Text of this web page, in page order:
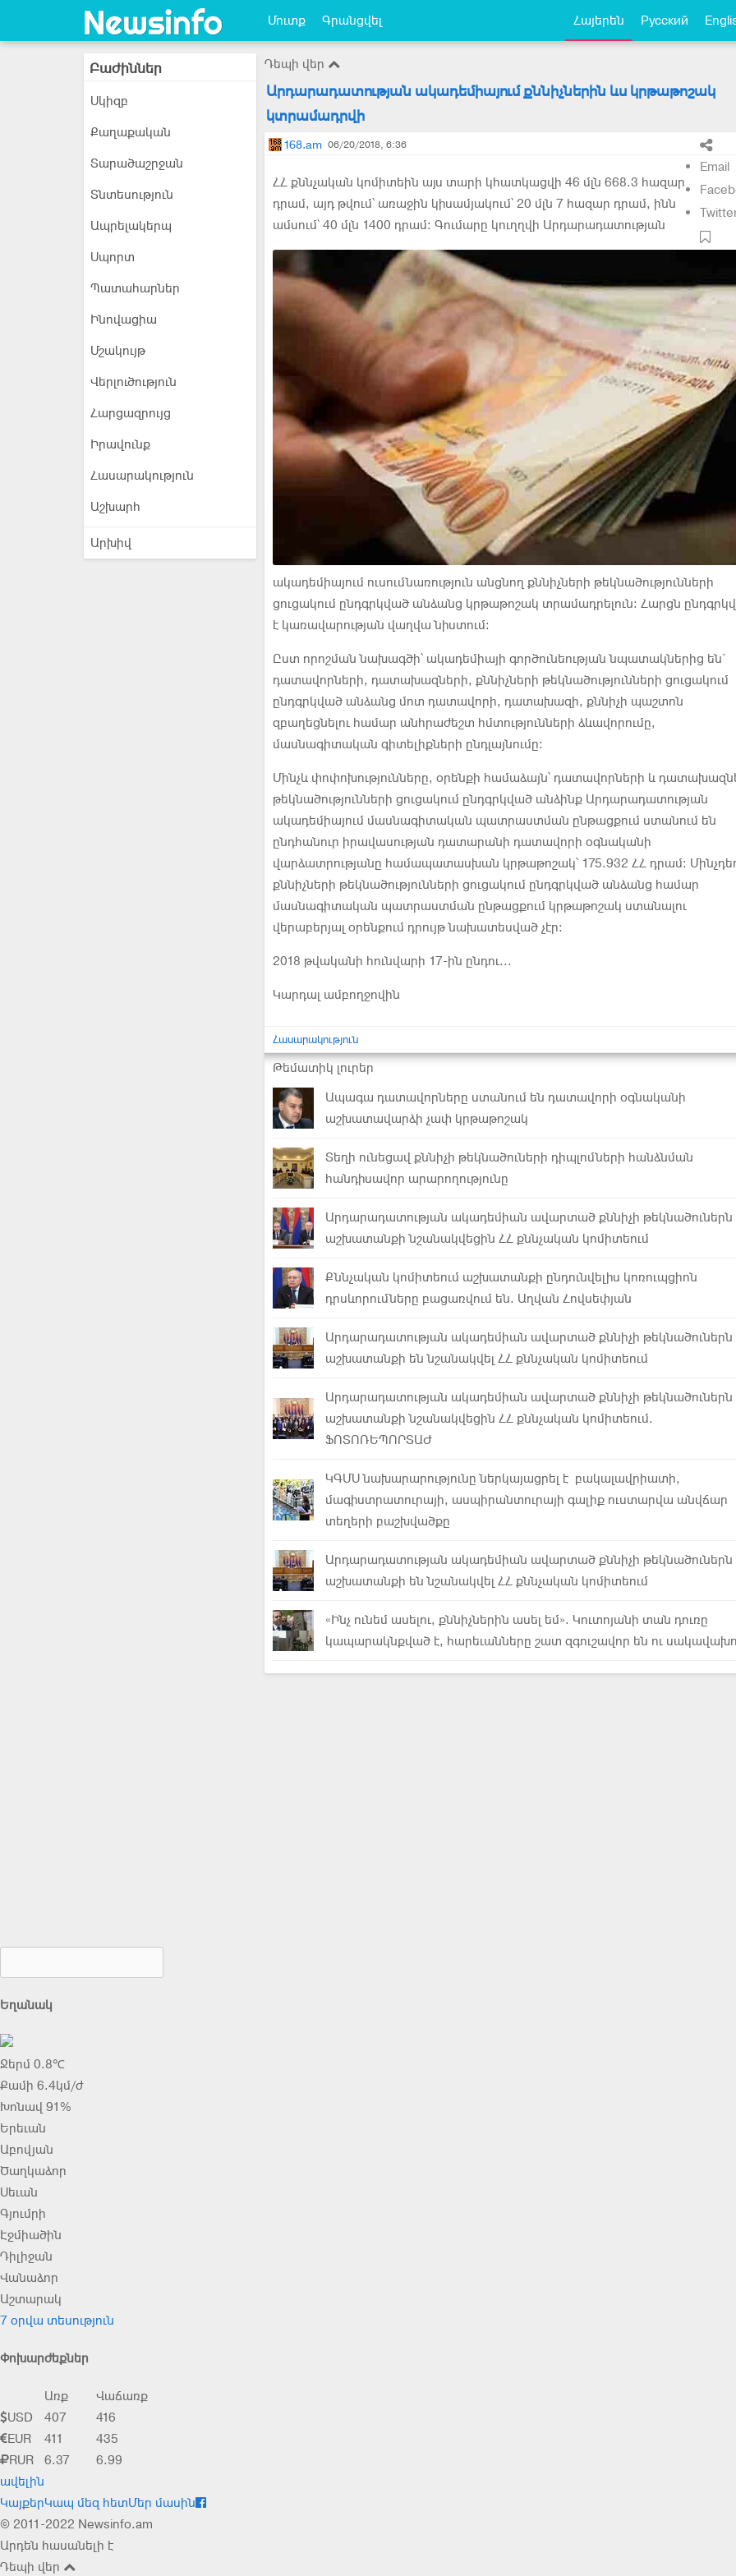
Մուտք Գրանցվել Հայերեն Русский
Բաժիններ
Սկիզբ
Քաղաքական
Տարածաշրջան
Տնտեսություն
Ապրելակերպ
Սպորտ
Պատահարներ
Ինովացիա
Մշակույթ
Վերլուծություն
Հարցազրույց
Իրավունք
Հասարակություն
Աշխարհ
Արխիվ
Դեպի վեր
Արդարադատության ակադեմիայում քննիչներին ևս կրթաթոշակ
կտրամադրվի
168.am 06/20/2018, 6:36
Email
ՀՀ քննչական կոմիտեին այս տարի կհատկացվի 46 մլն 668.3 հազար
դրամ, այդ թվում՝ առաջին կիսամյակում՝ 20 մլն 7 հազար դրամ, ինն
ամսում՝ 40 մլն 1400 դրամ։ Գումարը կուղղվի Արդարադատության
ակադեմիայում ուսումնառություն անցնող քննիչների թեկնածությունների
ցուցակում ընդգրկված անձանց կրթաթոշակ տրամադրելուն։ Հարցն
է կառավարության վաղվա նիստում։
Ըստ որոշման նախագծի՝ ակադեմիայի գործունեության նպատակներից են`
դատավորների, դատախազների, քննիչների թեկնածությունների ցուցակում
ընդգրկված անձանց մոտ դատավորի, դատախազի, քննիչի պաշտոն
զբաղեցնելու համար անհրաժեշտ հմտությունների ձևավորումը,
մասնագիտական գիտելիքների ընդլայնումը:
Մինչև փոփոխությունները, օրենքի համաձայն՝ դատավորների և
թեկնածությունների ցուցակում ընդգրկված անձինք Արդարադատության
ակադեմիայում մասնագիտական պատրաստման ընթացքում ստանում են
ընդհանուր իրավասության դատարանի դատավորի օգնականի
վարձատրությանը համապատասխան կրթաթոշակ՝ 175.932 ՀՀ դրամ։
քննիչների թեկնածությունների ցուցակում ընդգրկված անձանց համար
մասնագիտական պատրաստման ընթացքում կրթաթոշակ ստանալու
վերաբերյալ օրենքում դրույթ նախատեսված չէր:
2018 թվականի հունվարի 17-ին ընդու...
Կարդալ ամբողջովին
Հասարակություն
Թեմատիկ լուրեր
Ապագա դատավորները ստանում են դատավորի օգնականի
աշխատավարձի չափ կրթաթոշակ
Տեղի ունեցավ քննիչի թեկնածուների դիպլոմների հանձնման
հանդիսավոր արարողությունը
Արդարադատության ակադեմիան ավարտած քննիչի թեկնածուներն
աշխատանքի նշանակվեցին ՀՀ քննչական կոմիտեում
Քննչական կոմիտեում աշխատանքի ընդունվելիս կոռուպցիոն
դրսևորումները բացառվում են. Աղվան Հովսեփյան
Արդարադատության ակադեմիան ավարտած քննիչի թեկնածուներն
աշխատանքի են նշանակվել ՀՀ քննչական կոմիտեում
Արդարադատության ակադեմիան ավարտած քննիչի թեկնածուներն
աշխատանքի նշանակվեցին ՀՀ քննչական կոմիտեում.
ՖՈՏՈՌԵՊՈՐՏԱԺ
ԿԳՄՍ նախարարությունը ներկայացրել է բակալավրիատի,
մագիստրատուրայի, ասպիրանտուրայի գալիք ուստարվա անվճար
տեղերի բաշխվածքը
Արդարադատության ակադեմիան ավարտած քննիչի թեկնածուներն
աշխատանքի են նշանակվել ՀՀ քննչական կոմիտեում
«Ինչ ունեմ ասելու, քննիչներին ասել եմ». Կուտոյանի տան դուռը
կապարակնքված է, հարեւանները շատ զգուշավոր են ու
Եղանակ
Ջերմ 0.8℃
Քամի 6.4կմ/ժ
Խոնավ 91%
Երեւան
Աբովյան
Ծաղկաձոր
Սեւան
Գյումրի
Էջմիածին
Դիլիջան
Վանաձոր
Աշտարակ
7 օրվա տեսություն
Փոխարժեքներ
Առք
Վաճառք
USD
407
416
EUR
411
435
RUR
6.37
6.99
ավելին
ԿայքերԿապ մեզ հետՄեր մասին
© 2011-2022 Newsinfo.am
Արդեն հասանելի է
Դեպի վեր